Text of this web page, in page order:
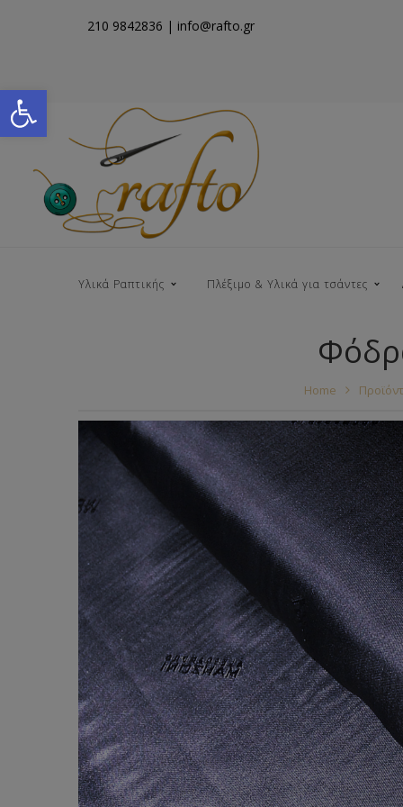
Open toolbar
210 9842836 | info@rafto.gr
Υλικά Ραπτικής Πλέξιμο & Υλικά για τσάντες
Νήματα για Τσάντες
Χερούλια Τσάντας
Ιμάντες
Πλέγματα
Home